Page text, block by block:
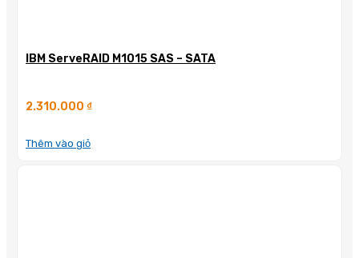
IBM ServeRAID M1015 SAS – SATA
2.310.000 ₫
Thêm vào giỏ